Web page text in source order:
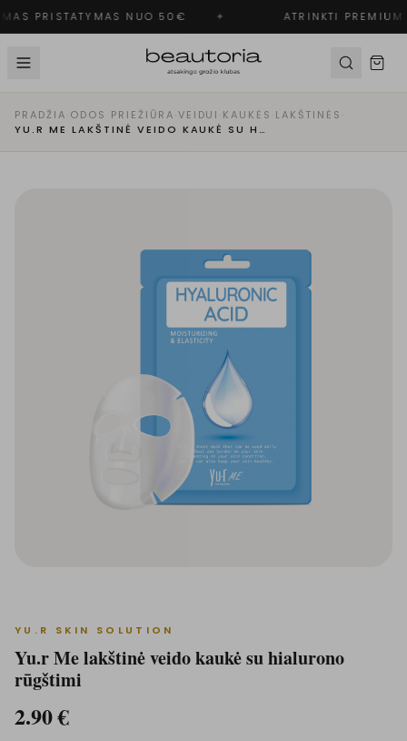
PRISTATYMAS NUO 50€ ✦ ATRINKTI PREMIUM
PRADŽIA·ODOS PRIEŽIŪRA·VEIDUI ·KAUKĖS ·LAKŠTINĖS ·
YU.R ME LAKŠTINĖ VEIDO KAUKĖ SU HIALURONO RŪGŠTIMI
YU.R SKIN SOLUTION
Yu.r Me lakštinė veido kaukė su hialurono
rūgštimi
2.90€